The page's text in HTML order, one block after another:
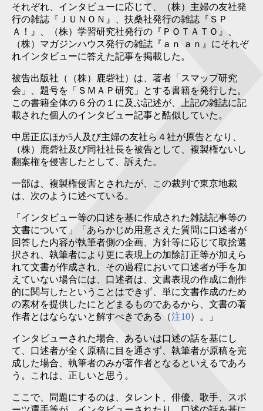
それぞれ、インタビューに応じて、（株）主婦の友社発
行の雑誌『ＪＵＮＯＮ』、扶桑社発行の雑誌『ＳＰ
Ａ！』、（株）学習研究社発行の『ＰＯＴＡＴＯ』、
（株）マガジンハウス発行の雑誌『ａｎ ａｎ』にそれぞ
れインタビューに答えた記事を掲載した。
被告出版社（（株）鹿砦社）は、著者「スマップ研究
会」、題号を「ＳＭＡＰ研究」とする書籍を発行した。
この書籍全体の６分の１に及ぶ記述が、上記の雑誌に記
載された個人のインタビュー記事と酷似していた。
中居正広ほか5人及び主婦の友社ら４社が原告となり、
（株）鹿砦社及び同社社長を被告として、複製権ないし
翻案権を侵害したとして、訴えた。
一部は、複製権侵害とされたが、この裁判で東京地裁
は、次のように述べている。
「インタビュー等の口述を基に作成された雑誌記事等の
文書について」「あらかじめ用意さえた質問に口述者が
回答した内容が執筆者側の企画、方針等に応じて取捨選
択され、執筆者により更に表現上の加除訂正等が加えら
れて文書が作成され、その過程において口述者が手を加
えていない場合には、口述者は、文書表現の作成に創作
的に関与したということはできず、単に文書作成のため
の素材を提供したにとどまるものであるから、文書の著
作者とはならないと解すべきである（注10）。」
インタビューされた場合、あるいは口述の話を基にし
て、口述者が全く原稿に目を通さず、執筆者が原稿を完
成した場合、執筆者のみが著作者となるといえるであろ
う。これは、正しいと思う。
ここで、問題にするのは、タレント、俳優、歌手、スポ